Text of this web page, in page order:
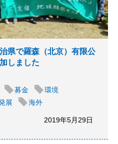
県で羅森（北京）有限公
しました
募金
環境
展
海外
2019年5月29日